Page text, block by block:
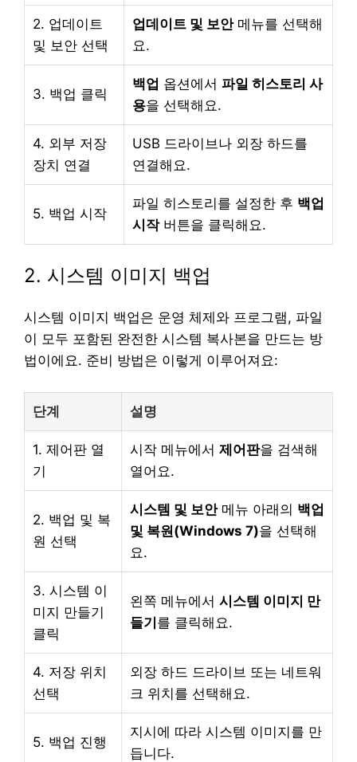
2. 업데이트
및 보안 선택
업데이트 및 보안메뉴를 선택해
요.
3. 백업 클릭
백업 옵션에서 파일 히스토리 사
용을 선택해요.
4. 외부 저장
장치 연결
USB 드라이브나 외장 하드를
연결해요.
5. 백업 시작
파일 히스토리를 설정한 후 백업
시작버튼을 클릭해요.
2. 시스템 이미지 백업
시스템 이미지 백업은 운영 체제와 프로그램, 파일
이 모두 포함된 완전한 시스템 복사본을 만드는 방
법이에요. 준비 방법은 이렇게 이루어져요:
단계 설명
1. 제어판 열
기
시작 메뉴에서 제어판을 검색해
열어요.
2. 백업 및 복
원 선택
시스템 및 보안메뉴 아래의 백업
및 복원(Windows 7)을 선택해
요.
3. 시스템 이
미지 만들기
클릭
왼쪽 메뉴에서 시스템 이미지 만
들기를 클릭해요.
4. 저장 위치
선택
외장 하드 드라이브 또는 네트워
크 위치를 선택해요.
5. 백업 진행
지시에 따라 시스템 이미지를 만
듭니다.